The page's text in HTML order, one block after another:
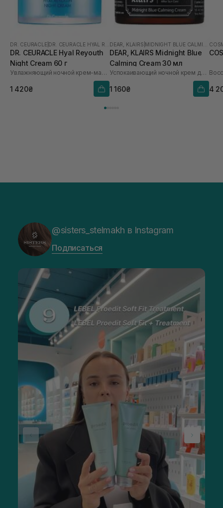
DR. CEURACLE
DR. CEURACLE Hyal Reyouth
Night Cream 60 г
Увлажняющий ночной крем-маска Dr.Ceuracle Hyal Reyouth Night Cream, 60 g
1 420₴
DEAR, KLAIRS
DEAR, KLAIRS Midnight Blue
Calming Cream 30 мл
Успокаивающий ночной крем для лица
1 160₴ 4
@sisters_stelmakh в Instagram
Подписаться